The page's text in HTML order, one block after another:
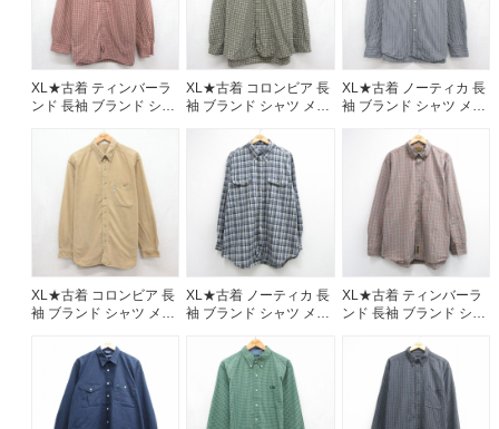
ご利用案内
お客様の声
レビュー1万件突破
お気に入りリスト
会員登録
メルマガ登録
会社概要
店舗一覧
古着卸売
特定商取引法に基づく表示
プライバシーポリシー
お問い合わせ
XL★古着 ティンバーラ
ンド 長袖 ブランド シャ
ンポイントロゴ 大きい
サイズ ロング丈 コット
ン ボタンダウン バーガ
ンディ チェック
26aug06
XL★古着 コロンビア 長
袖 ブランド シャツ メン
ボタンダウン ベージュ
チェック 26aug06
XL★古着 ノーティカ 長
袖 ブランド シャツ メン
ットン ボタンダウン ネ
イビー チェック
26aug06
XL★古着 コロンビア 長
袖 ブランド シャツ メン
ン ベージュ 26aug06
XL★古着 ノーティカ 長
袖 ブランド シャツ メン
ントロゴ 大きいサイズ
ロング丈 コットン ボタ
ンダウン ネイビー チェ
ック 26aug06
XL★古着 ティンバーラ
ンド 長袖 ブランド シャ
ンポイントロゴ 大きい
サイズ ロング丈 コット
ン ボタンダウン グレー
チェック【spe】
26aug06